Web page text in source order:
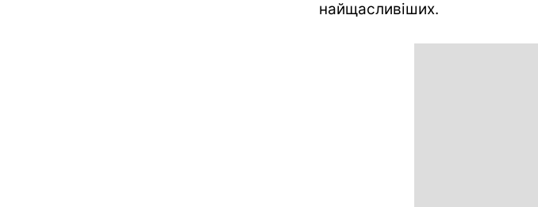
найщасливіших.